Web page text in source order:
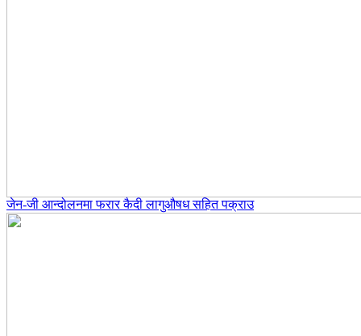
जेन-जी आन्दोलनमा फरार कैदी लागुऔषध सहित पक्राउ